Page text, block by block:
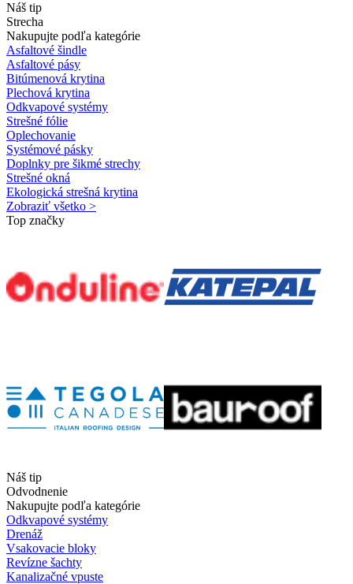
Náš tip
Strecha
Nakupujte podľa kategórie
Asfaltové šindle
Asfaltové pásy
Bitúmenová krytina
Plechová krytina
Odkvapové systémy
Strešné fólie
Oplechovanie
Systémové pásky
Doplnky pre šikmé strechy
Strešné okná
Ekologická strešná krytina
Zobraziť všetko >
Top značky
Náš tip
Odvodnenie
Nakupujte podľa kategórie
Odkvapové systémy
Drenáž
Vsakovacie bloky
Revízne šachty
Kanalizačné vpuste